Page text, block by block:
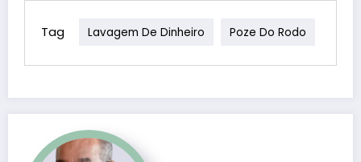
Tag Lavagem De Dinheiro Poze Do Rodo